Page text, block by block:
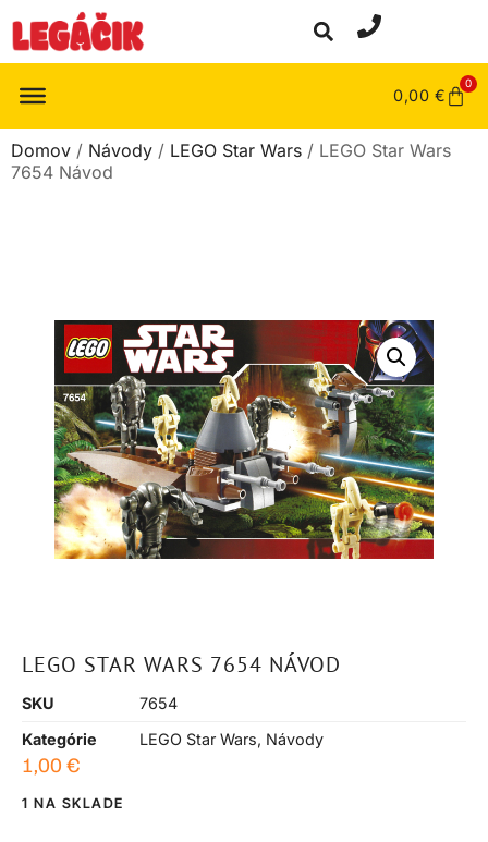
0,00 €
0
Domov / Návody / LEGO Star Wars / LEGO Star Wars
7654 Návod
LEGO STAR WARS 7654 NÁVOD
SKU
7654
Kategórie
LEGO Star Wars, Návody
1,00 €
1 NA SKLADE